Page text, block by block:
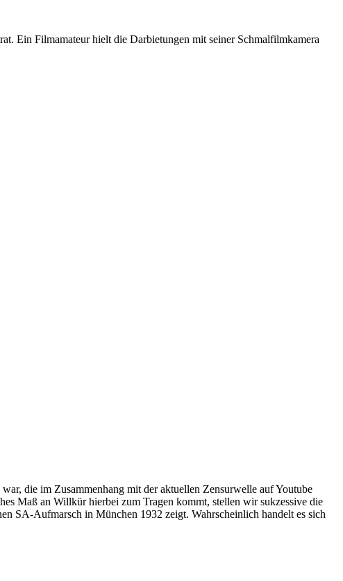
Ein Filmamateur hielt die Darbietungen mit seiner Schmalfilmkamera
die im Zusammenhang mit der aktuellen Zensurwelle auf Youtube
Maß an Willkür hierbei zum Tragen kommt, stellen wir sukzessive die
SA-Aufmarsch in München 1932 zeigt. Wahrscheinlich handelt es sich